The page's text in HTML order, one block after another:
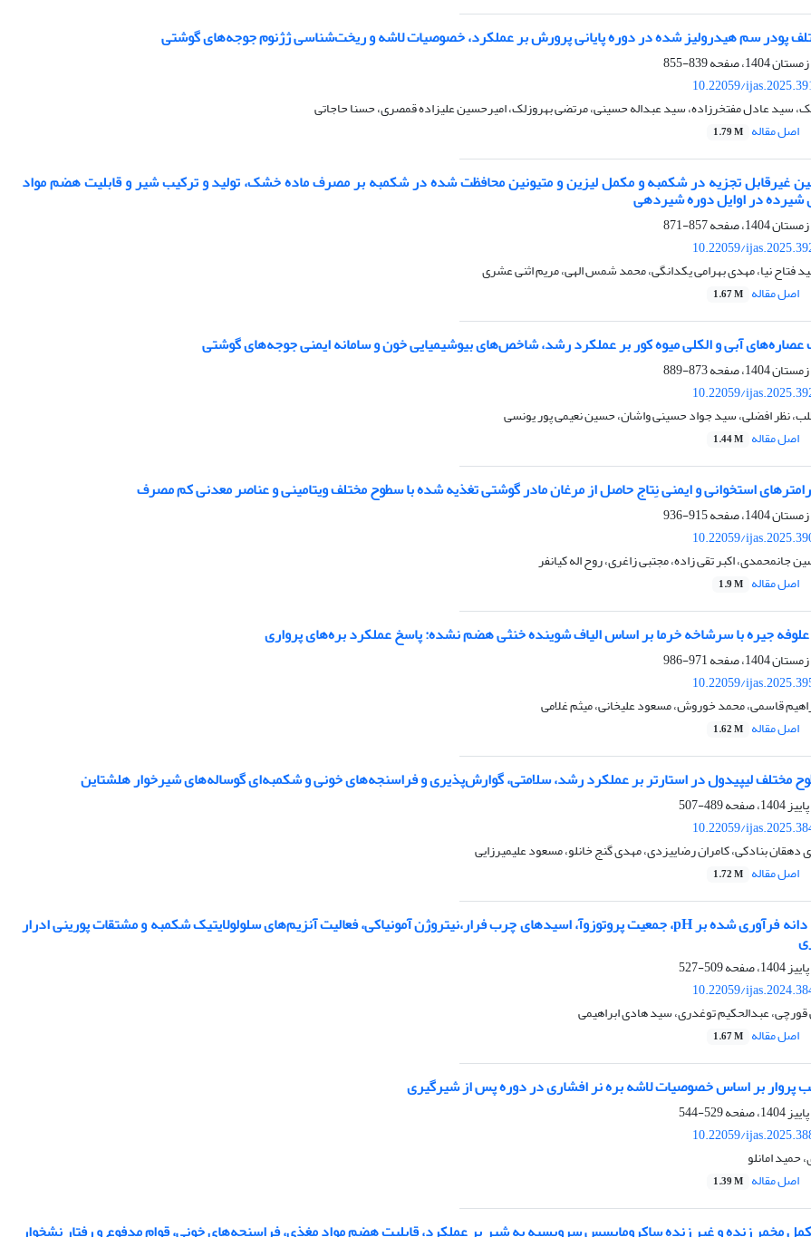
پودر سم هیدرولیز شده در دوره پایانی پرورش بر عملکرد، خصوصیات لاشه و ریخت‌شناسی ژژنوم جوجه‌های گوشتی
839-855
10.22059/
سید عادل مفتخرزاده، سید عبداله حسینی، مرتضی بهروزلک، امیرحسین علیزاده قمصری، حسنا حاجاتی
اصل مقاله 1.79 M
غیرقابل تجزیه در شکمبه و مکمل لیزین و متیونین محافظت شده در شکمبه بر مصرف ماده خشک، تولید و ترکیب شیر و قابلیت هضم مواد
شیرده در اوایل دوره شیردهی
857-871
10.22059/
فتاح نیا، مهدی بهرامی یکدانگی، محمد شمس الهی، مریم اثنی عشری
اصل مقاله 1.67 M
آبی و الکلی میوه کور بر عملکرد رشد، شاخص‌های بیوشیمیایی خون و سامانه ایمنی جوجه‌های گوشتی
873-889
10.22059/
نظر افضلی، سید جواد حسینی واشان، حسین نعیمی پور یونسی
اصل مقاله 1.44 M
استخوانی و ایمنی نِتاج حاصل از مرغان مادر گوشتی تغذیه شده با سطوح مختلف ویتامینی و عناصر معدنی کم مصرف
915-936
10.22059/
جانمحمدی، اکبر تقی زاده، مجتبی زاغری، روح اله کیانفر
اصل مقاله 1.9 M
علوفه جیره با سرشاخه خرما بر اساس الیاف شوینده خنثی هضم نشده: پاسخ عملکرد بره‌های پرواری
971-986
10.22059/
قاسمی، محمد خوروش، مسعود علیخانی، میثم غلامی
اصل مقاله 1.62 M
مختلف لیپیدول در استارتر بر عملکرد رشد، سلامتی، گوارش‌پذیری و فراسنجه‌های خونی و شکمبه‌ای گوساله‌های شیرخوار هلشتاین
489-507
10.22059/
بنادکی، کامران رضاییزدی، مهدی گنج خانلو، مسعود علیمیرزایی
اصل مقاله 1.72 M
تأثیر تغذیه پنبه دانه فرآوری شده بر pH، جمعیت پروتوزوآ، اسیدهای چرب فرار،نیتروژن آمونیاکی، فعالیت آنزیم‌های سلولولایتیک شکمبه و مشتقات پورینی ادرار
509-527
10.22059/
عبدالحکیم توغدری، سید هادی ابراهیمی
اصل مقاله 1.67 M
پروار بر اساس خصوصیات لاشه بره نر افشاری در دوره پس از شیرگیری
529-544
10.22059/
امانلو
اصل مقاله 1.39 M